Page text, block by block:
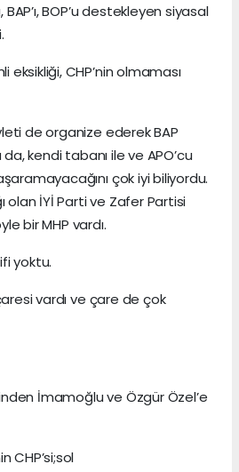
BOP’u destekleyen siyasal
eksikliği, CHP’nin olmaması
de organize ederek BAP
kendi tabanı ile ve APO’cu
çok iyi biliyordu.
olan İYİ Parti ve Zafer Partisi
bir MHP vardı.
yoktu.
vardı ve çare de çok
İmamoğlu ve Özgür Özel’e
CHP’si;sol